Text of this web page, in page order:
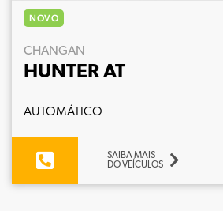
NOVO
CHANGAN
HUNTER AT
AUTOMÁTICO
SAIBA MAIS
DO VEÍCULOS